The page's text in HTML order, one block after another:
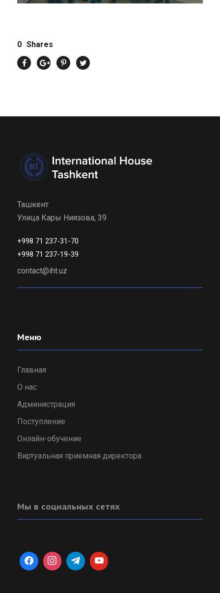
0 Shares
Ташкент
Улица Кары Ниязова, 39
+998 71 237-31-70
+998 71 237-19-39
contact@iht.uz
Меню
Главная
О нас
Администрация
Поступление
Онлайн-обучение
Виртуальная приемная директора
Мы в социальных сетях